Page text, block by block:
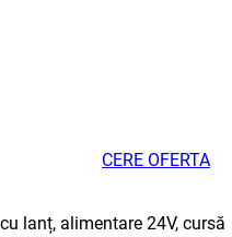
CERE OFERTA
lanț, alimentare 24V, cursă